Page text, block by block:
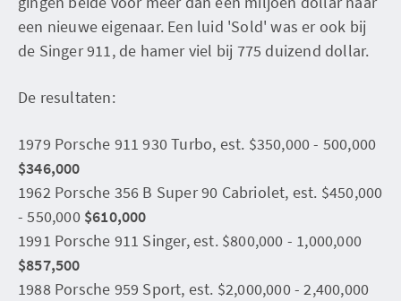
een nieuwe eigenaar. Een luid 'Sold' was er ook bij
de Singer 911, de hamer viel bij 775 duizend dollar.
De resultaten:
1979 Porsche 911 930 Turbo, est. $350,000 - 500,000
$346,000
1962 Porsche 356 B Super 90 Cabriolet, est. $450,000
- 550,000 $610,000
1991 Porsche 911 Singer, est. $800,000 - 1,000,000
$857,500
1988 Porsche 959 Sport, est. $2,000,000 - 2,400,000